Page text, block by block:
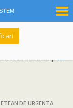
Achizitie initiata prin anunt de participare simplificat:
DE URGENTA